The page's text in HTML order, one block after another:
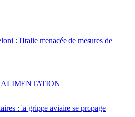
: l'Italie menacée de mesures de
: la grippe aviaire se propage